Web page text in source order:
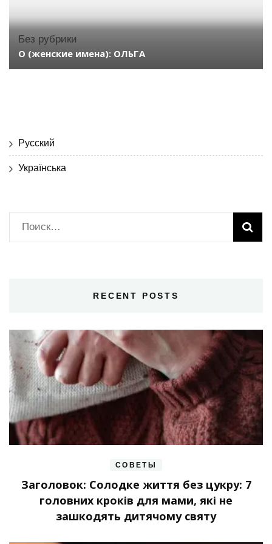
Без рубрики
О (женские имена): ОЛЬГА
Русский
Українська
Найти:
RECENT POSTS
СОВЕТЫ
Заголовок: Солодке життя без цукру: 7
головних кроків для мами, які не
зашкодять дитячому святу